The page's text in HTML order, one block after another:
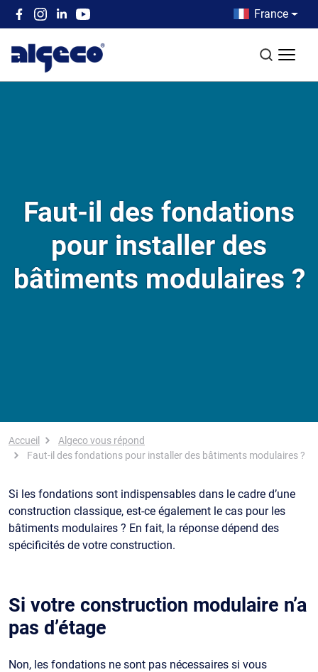
Aller au contenu principal
Top left menu
Country menu
France
Faut-il des fondations
pour installer des
bâtiments modulaires ?
Fil d'Ariane
Accueil
Algeco vous répond
Faut-il des fondations pour installer des bâtiments modulaires ?
Si les fondations sont indispensables dans le cadre d’une
construction classique, est-ce également le cas pour les
bâtiments modulaires ? En fait, la réponse dépend des
spécificités de votre construction.
Si votre construction modulaire n’a
pas d’étage
Non, les fondations ne sont pas nécessaires si vous